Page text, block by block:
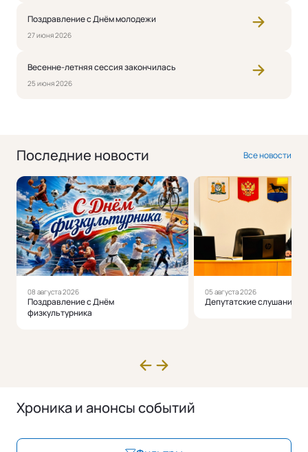
Поздравление с Днём молодежи
27 июня 2026
Весенне-летняя сессия закончилась
25 июня 2026
Последние новости Все новости
08 августа 2026
Поздравление с Днём
физкультурника
05 августа 2026
Депутатские слушания
Хроника и анонсы событий